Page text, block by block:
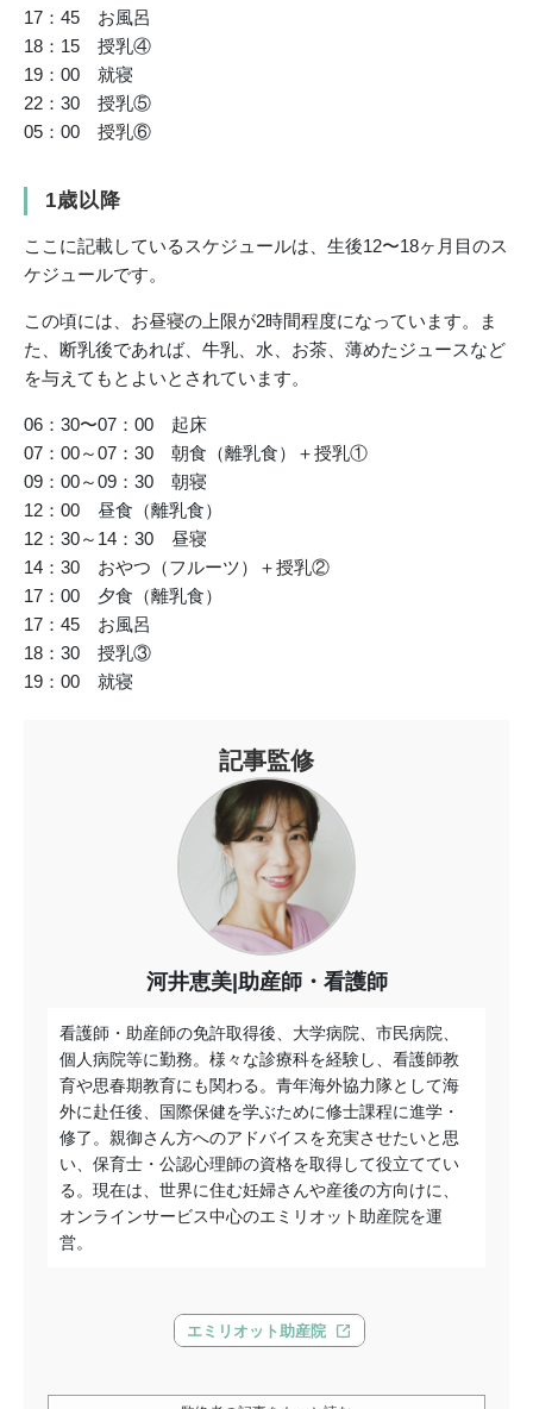
17：45 お風呂
18：15 授乳④
19：00 就寝
22：30 授乳⑤
05：00 授乳⑥
1歳以降
ここに記載しているスケジュールは、生後12〜18ヶ月目のス
ケジュールです。
この頃には、お昼寝の上限が2時間程度になっています。ま
た、断乳後であれば、牛乳、水、お茶、薄めたジュースなど
を与えてもとよいとされています。
06：30〜07：00 起床
07：00～07：30 朝食（離乳食）＋授乳①
09：00～09：30 朝寝
12：00 昼食（離乳食）
12：30～14：30 昼寝
14：30 おやつ（フルーツ）＋授乳②
17：00 夕食（離乳食）
17：45 お風呂
18：30 授乳③
19：00 就寝
記事監修
河井恵美|助産師・看護師
看護師・助産師の免許取得後、大学病院、市民病院、
個人病院等に勤務。様々な診療科を経験し、看護師教
育や思春期教育にも関わる。青年海外協力隊として海
外に赴任後、国際保健を学ぶために修士課程に進学・
修了。親御さん方へのアドバイスを充実させたいと思
い、保育士・公認心理師の資格を取得して役立ててい
る。現在は、世界に住む妊婦さんや産後の方向けに、
オンラインサービス中心のエミリオット助産院を運
営。
エミリオット助産院